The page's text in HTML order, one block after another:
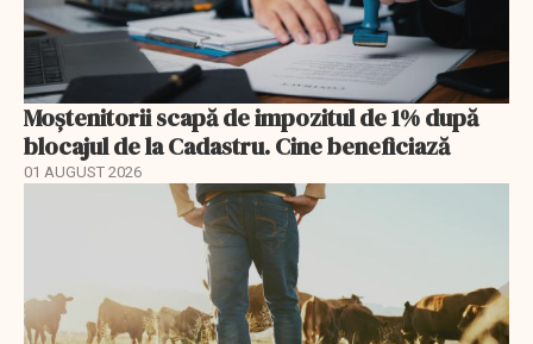
Moștenitorii scapă de impozitul de 1% după
blocajul de la Cadastru. Cine beneficiază
01 AUGUST 2026